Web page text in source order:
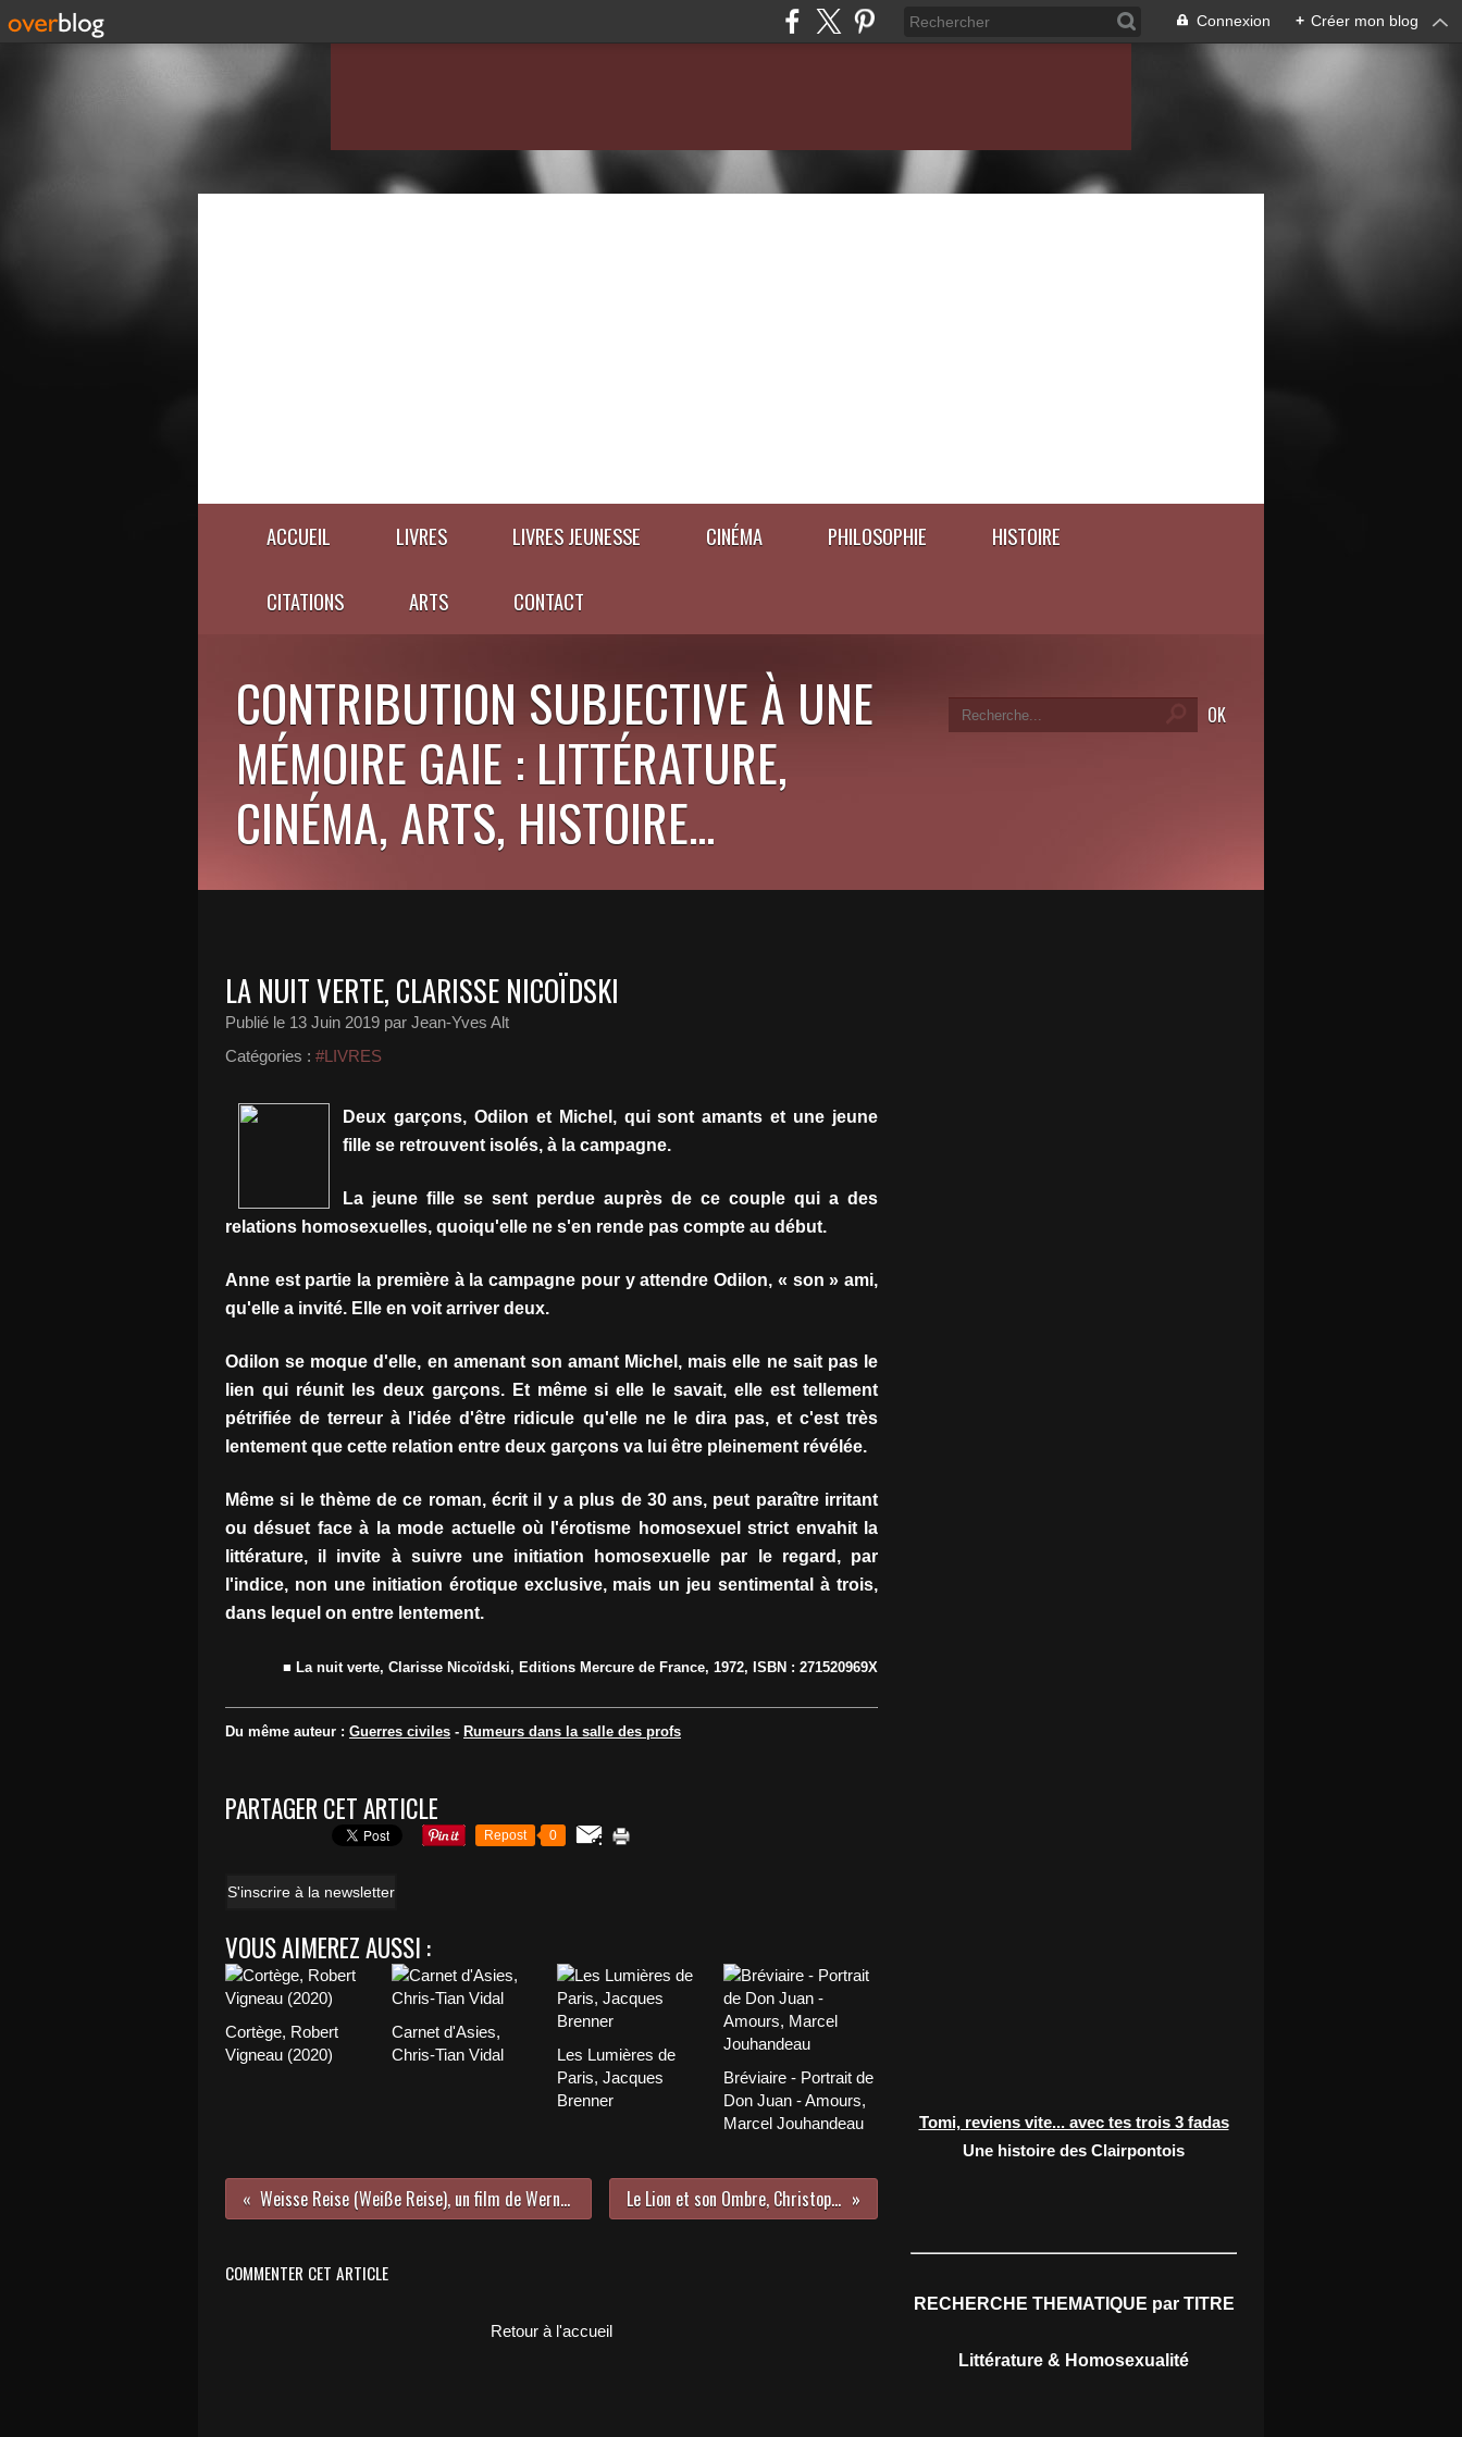
Connexion + Créer mon blog
ACCUEIL LIVRES LIVRES JEUNESSE CINÉMA PHILOSOPHIE HISTOIRE
CITATIONS ARTS CONTACT
CONTRIBUTION SUBJECTIVE À UNE
MÉMOIRE GAIE : LITTÉRATURE,
CINÉMA, ARTS, HISTOIRE...
LA NUIT VERTE, CLARISSE NICOÏDSKI
Publié le 13 Juin 2019 par Jean-Yves Alt
Catégories : #LIVRES
Deux garçons, Odilon et Michel, qui sont amants et une jeune
fille se retrouvent isolés, à la campagne.
La jeune fille se sent perdue auprès de ce couple qui a des
relations homosexuelles, quoiqu'elle ne s'en rende pas compte au début.
Anne est partie la première à la campagne pour y attendre Odilon, « son » ami,
qu'elle a invité. Elle en voit arriver deux.
Odilon se moque d'elle, en amenant son amant Michel, mais elle ne sait pas le
lien qui réunit les deux garçons. Et même si elle le savait, elle est tellement
pétrifiée de terreur à l'idée d'être ridicule qu'elle ne le dira pas, et c'est très
lentement que cette relation entre deux garçons va lui être pleinement révélée.
Même si le thème de ce roman, écrit il y a plus de 30 ans, peut paraître irritant
ou désuet face à la mode actuelle où l'érotisme homosexuel strict envahit la
littérature, il invite à suivre une initiation homosexuelle par le regard, par
l'indice, non une initiation érotique exclusive, mais un jeu sentimental à trois,
dans lequel on entre lentement.
■ La nuit verte, Clarisse Nicoïdski, Editions Mercure de France, 1972, ISBN : 271520969X
Du même auteur : Guerres civiles - Rumeurs dans la salle des profs
PARTAGER CET ARTICLE
Repost 0
S'inscrire à la newsletter
VOUS AIMEREZ AUSSI :
Cortège, Robert
Vigneau (2020)
Carnet d'Asies,
Chris-Tian Vidal
Les Lumières de
Paris, Jacques
Brenner
Bréviaire - Portrait de
Don Juan - Amours,
Marcel Jouhandeau
Weisse Reise (Weiße Reise), un film de Werner Schroeter (1980) Le Lion et son Ombre, Christopher Isherwood
COMMENTER CET ARTICLE
Retour à l'accueil
Tomi, reviens vite... avec tes trois 3 fadas
Une histoire des Clairpontois
RECHERCHE THEMATIQUE par TITRE
Littérature & Homosexualité